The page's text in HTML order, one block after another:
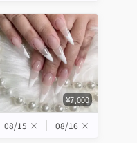
¥7,000
08/15 × 08/16 ×